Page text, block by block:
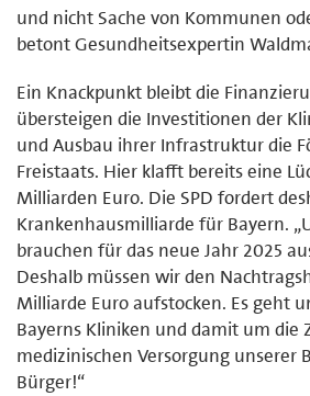
und nicht Sache von Kommunen
betont Gesundheitsexpertin
Ein Knackpunkt bleibt die
übersteigen die Investitionen der
und Ausbau ihrer Infrastruktur die
Freistaats. Hier klafft bereits eine
Milliarden Euro. Die SPD fordert
Krankenhausmilliarde für Bayern.
brauchen für das neue Jahr 2025
Deshalb müssen wir den
Milliarde Euro aufstocken. Es geht
Bayerns Kliniken und damit um die
medizinischen Versorgung unserer
Bürger!“